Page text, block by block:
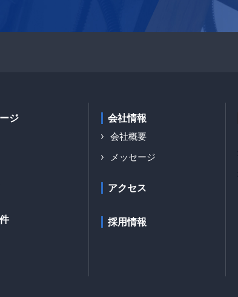
ジ
会社情報
会社概要
メッセージ
アクセス
採用情報